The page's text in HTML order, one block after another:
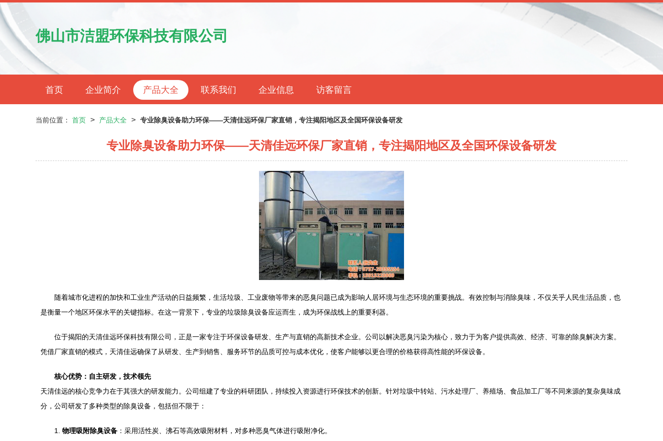
佛山市洁盟环保科技有限公司
首页 企业简介 产品大全 联系我们 企业信息 访客留言
当前位置： 首页 > 产品大全 > 专业除臭设备助力环保——天清佳远环保厂家直销，专注揭阳地区及全国环保设备研发
专业除臭设备助力环保——天清佳远环保厂家直销，专注揭阳地区及全国环保设备研发
随着城市化进程的加快和工业生产活动的日益频繁，生活垃圾、工业废物等带来的恶臭问题已成为影响人居环境与生态环境的重要挑战。有效控制与消除臭味，不仅关乎人民生活品质，也
是衡量一个地区环保水平的关键指标。在这一背景下，专业的垃圾除臭设备应运而生，成为环保战线上的重要利器。
位于揭阳的天清佳远环保科技有限公司，正是一家专注于环保设备研发、生产与直销的高新技术企业。公司以解决恶臭污染为核心，致力于为客户提供高效、经济、可靠的除臭解决方案。
凭借厂家直销的模式，天清佳远确保了从研发、生产到销售、服务环节的品质可控与成本优化，使客户能够以更合理的价格获得高性能的环保设备。
核心优势：自主研发，技术领先
天清佳远的核心竞争力在于其强大的研发能力。公司组建了专业的科研团队，持续投入资源进行环保技术的创新。针对垃圾中转站、污水处理厂、养殖场、食品加工厂等不同来源的复杂臭味成
分，公司研发了多种类型的除臭设备，包括但不限于：
1. 物理吸附除臭设备 ：采用活性炭、沸石等高效吸附材料，对多种恶臭气体进行吸附净化。